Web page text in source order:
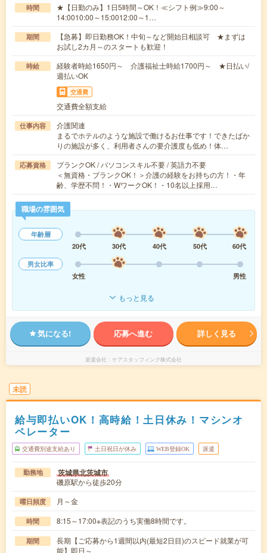
時間
★【日勤のみ】1日5時間～OK！≪シフト例≫9:00～
14:0010:00～15:0012:00～1…
期間
【急募】即日勤務OK！中旬～など開始日相談可 ★まずは
お試し2カ月～のスタートも歓迎！
時給
経験者時給1650円～ 介護福祉士時給1700円～ ★日払い/
週払いOK
交通費
交通費全額支給
仕事内容
介護関連
まるでホテルのような施設で働けるお仕事です！できたばか
りの施設が多く、利用者さんの要介護度も低め！体…
応募資格
ブランクOK / パソコンスキル不要 / 英語力不要
＜無資格・ブランクOK！＞介護の経験をお持ちの方！・年
齢、学歴不問！・WワークOK！・10名以上採用…
職場の雰囲気
年齢層
20代
30代 40代 50代
60代
男女比率
女性
男性
もっと見る
気になる! 応募へ進む 詳しく見る
派遣会社 ケアスタッフィング株式会社
未読
給与即払いOK！高時給！土日休み！マシンオ
ペレーター
交通費別途支給あり 土日祝日が休み WEB登録OK 派遣
勤務地 茨城県北茨城市
磯原駅から徒歩20分
曜日頻度 月～金
時間 8:15～17:00※表記のうち実働8時間です。
期間
長期【ご応募から1週間以内(最短2日目)のスピード就業が可
能】即日～